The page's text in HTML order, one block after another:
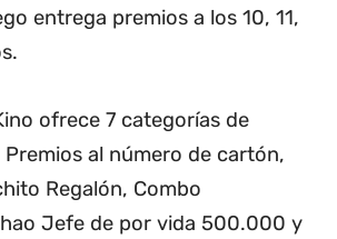
entrega premios a los 10, 11,
ofrece 7 categorías de
Premios al número de cartón,
Regalón, Combo
Jefe de por vida 500.000 y